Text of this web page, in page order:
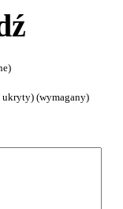
ukryty) (wymagany)